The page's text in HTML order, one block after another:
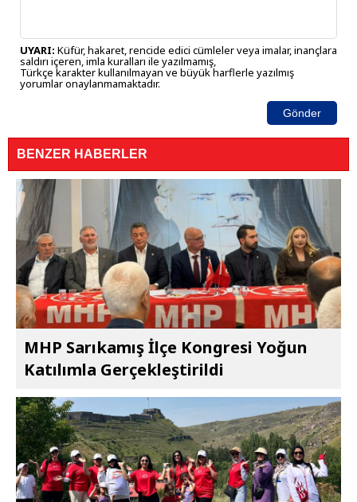
UYARI: Küfür, hakaret, rencide edici cümleler veya imalar, inançlara
saldırı içeren, imla kuralları ile yazılmamış,
Türkçe karakter kullanılmayan ve büyük harflerle yazılmış
yorumlar onaylanmamaktadır.
Gönder
BENZER HABERLER
MHP Sarıkamış İlçe Kongresi Yoğun
Katılımla Gerçekleştirildi